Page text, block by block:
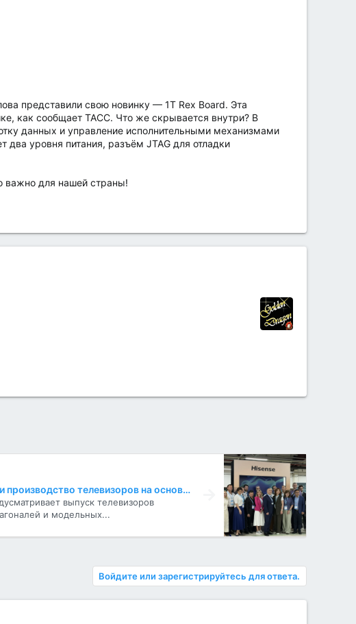
представили свою новинку — 1T Rex Board. Эта
как сообщает ТАСС. Что же скрывается внутри? В
данных и управление исполнительными механизмами
два уровня питания, разъём JTAG для отладки
важно для нашей страны!
В России запустили производство телевизоров на основе бренда Hisense
выпуск телевизоров
и модельных...
Войдите или зарегистрируйтесь для ответа.